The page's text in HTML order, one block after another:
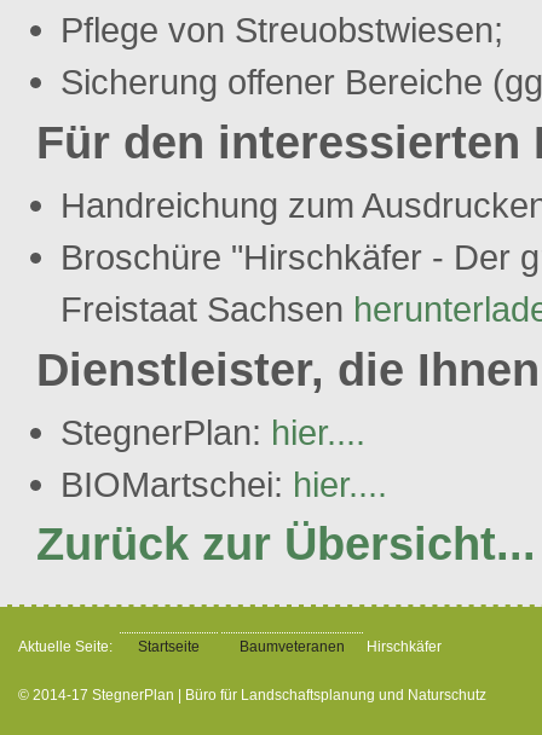
Pflege von Streuobstwiesen;
Sicherung offener Bereiche
Für den interessierten
Handreichung zum
Broschüre "Hirschkäfer - Der
Freistaat Sachsen
Dienstleister, die
StegnerPlan: hier....
BIOMartschei: hier....
Zurück zur Übersicht...
Aktuelle Seite: Startseite Baumveteranen Hirschkäfer
© 2014-17 StegnerPlan | Büro für Landschaftsplanung und Naturschutz